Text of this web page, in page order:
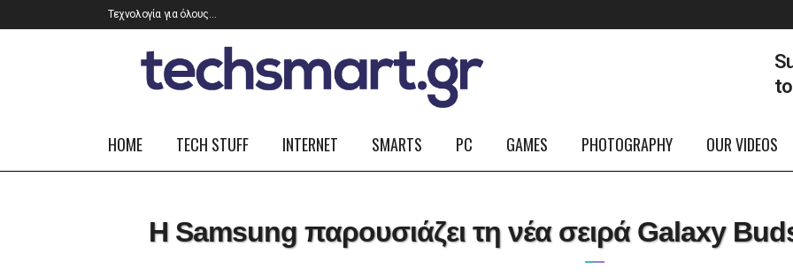
Τεχνολογία για όλους…
to
HOME TECH STUFF INTERNET SMARTS PC GAMES PHOTOGRAPHY OUR VIDEOS
Η Samsung παρουσιάζει τη νέα σειρά Galaxy